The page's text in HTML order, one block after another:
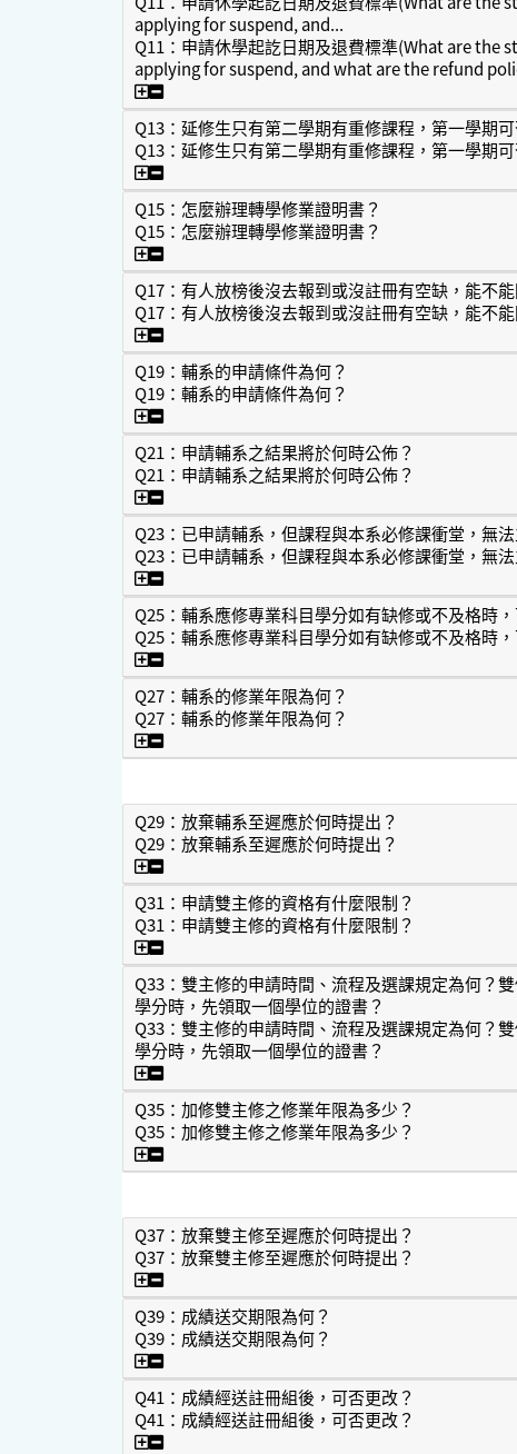
applying for suspend, and...
Q11：申請休學起訖日期及退費標準(What are the
applying for suspend, and what are the refund
Q11：申請休學起訖日期及退費標準(What are
Q13：延修生只有第二學期有重修課程，第一學期
Q13：延修生只有第二學期有重修課程，第一學期
Q13：延修生只有第二學期有重修課程，第一學
Q15：怎麼辦理轉學修業證明書？
Q15：怎麼辦理轉學修業證明書？
Q15：怎麼辦理轉學修業證明書？
Q17：有人放榜後沒去報到或沒註冊有空缺，能不
Q17：有人放榜後沒去報到或沒註冊有空缺，能不
Q17：有人放榜後沒去報到或沒註冊有空缺，能
Q19：輔系的申請條件為何？
Q19：輔系的申請條件為何？
Q19：輔系的申請條件為何？
Q21：申請輔系之結果將於何時公佈？
Q21：申請輔系之結果將於何時公佈？
Q21：申請輔系之結果將於何時公佈？
Q23：已申請輔系，但課程與本系必修課衝堂，無
Q23：已申請輔系，但課程與本系必修課衝堂，無
Q23：已申請輔系，但課程與本系必修課衝堂，
Q25：輔系應修專業科目學分如有缺修或不及格時
Q25：輔系應修專業科目學分如有缺修或不及格時
Q25：輔系應修專業科目學分如有缺修或不及格
Q27：輔系的修業年限為何？
Q27：輔系的修業年限為何？
Q27：輔系的修業年限為何？
Q29：放棄輔系至遲應於何時提出？
Q29：放棄輔系至遲應於何時提出？
Q29：放棄輔系至遲應於何時提出？
Q31：申請雙主修的資格有什麼限制？
Q31：申請雙主修的資格有什麼限制？
Q31：申請雙主修的資格有什麼限制？
Q33：雙主修的申請時間、流程及選課規定為何？
學分時，先領取一個學位的證書？
Q33：雙主修的申請時間、流程及選課規定為何？
學分時，先領取一個學位的證書？
Q33：雙主修的申請時間、流程及選課規定為何
Q35：加修雙主修之修業年限為多少？
Q35：加修雙主修之修業年限為多少？
Q35：加修雙主修之修業年限為多少？
Q37：放棄雙主修至遲應於何時提出？
Q37：放棄雙主修至遲應於何時提出？
Q37：放棄雙主修至遲應於何時提出？
Q39：成績送交期限為何？
Q39：成績送交期限為何？
Q39：成績送交期限為何？
Q41：成績經送註冊組後，可否更改？
Q41：成績經送註冊組後，可否更改？
Q41：成績經送註冊組後，可否更改？